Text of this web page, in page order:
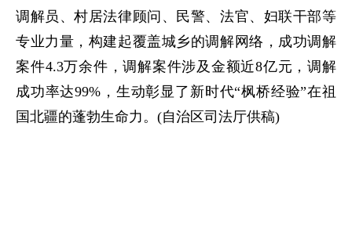
调解员、村居法律顾问、民警、法官、妇联干部等
专业力量，构建起覆盖城乡的调解网络，成功调解
案件4.3万余件，调解案件涉及金额近8亿元，调解
成功率达99%，生动彰显了新时代“枫桥经验”在祖
国北疆的蓬勃生命力。(自治区司法厅供稿)